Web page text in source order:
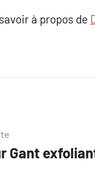
à propos de
Gant